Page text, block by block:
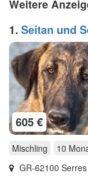
Weitere
1. Seitan und
605 €
Mischling 10
GR-62100 Serres